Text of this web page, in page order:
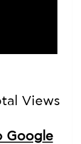
Views
Google